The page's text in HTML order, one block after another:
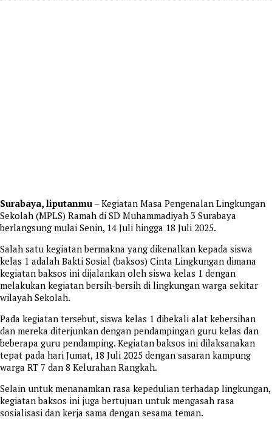
Surabaya, liputanmu – Kegiatan Masa Pengenalan Lingkungan
Sekolah (MPLS) Ramah di SD Muhammadiyah 3 Surabaya
berlangsung mulai Senin, 14 Juli hingga 18 Juli 2025.
Salah satu kegiatan bermakna yang dikenalkan kepada siswa
kelas 1 adalah Bakti Sosial (baksos) Cinta Lingkungan dimana
kegiatan baksos ini dijalankan oleh siswa kelas 1 dengan
melakukan kegiatan bersih-bersih di lingkungan warga sekitar
wilayah Sekolah.
Pada kegiatan tersebut, siswa kelas 1 dibekali alat kebersihan
dan mereka diterjunkan dengan pendampingan guru kelas dan
beberapa guru pendamping. Kegiatan baksos ini dilaksanakan
tepat pada hari Jumat, 18 Juli 2025 dengan sasaran kampung
warga RT 7 dan 8 Kelurahan Rangkah.
Selain untuk menanamkan rasa kepedulian terhadap lingkungan,
kegiatan baksos ini juga bertujuan untuk mengasah rasa
sosialisasi dan kerja sama dengan sesama teman.